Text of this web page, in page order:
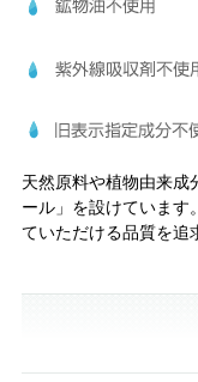
天然原料や植物由来成
ール」を設けています
ていただける品質を追